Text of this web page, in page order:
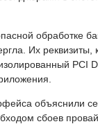
обработке
Их реквизиты,
PCI
объяснили
сбоев